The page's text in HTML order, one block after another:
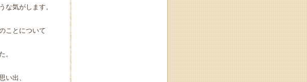
な気がします。
ことについて
。
出、